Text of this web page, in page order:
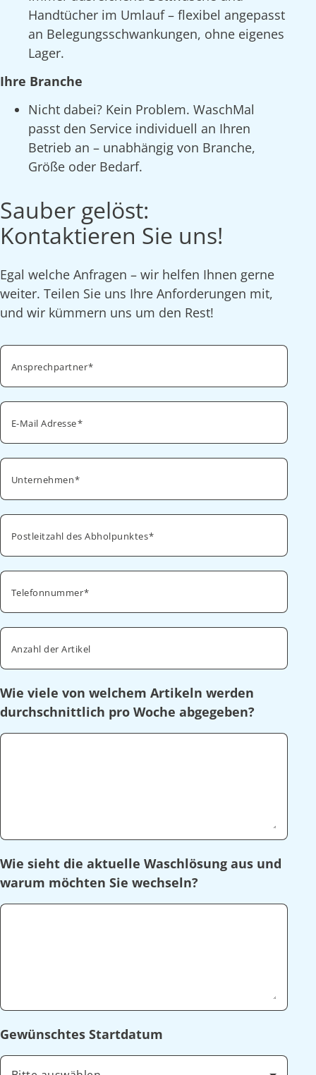
Handtücher im Umlauf – flexibel angepasst
an Belegungsschwankungen, ohne eigenes
Lager.
Ihre Branche
Nicht dabei? Kein Problem. WaschMal
passt den Service individuell an Ihren
Betrieb an – unabhängig von Branche,
Größe oder Bedarf.
Sauber gelöst:
Kontaktieren Sie uns!
Egal welche Anfragen – wir helfen Ihnen gerne
weiter. Teilen Sie uns Ihre Anforderungen mit,
und wir kümmern uns um den Rest!
Ansprechpartner
E-Mail Adresse
Unternehmen
Postleitzahl des Abholpunktes
Telefonnummer
Anzahl der Artikel
Wie viele von welchem Artikeln werden
durchschnittlich pro Woche abgegeben?
Wie sieht die aktuelle Waschlösung aus und
warum möchten Sie wechseln?
Gewünschtes Startdatum